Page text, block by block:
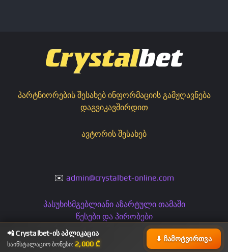
პარტნიორების შესახებ ინფორმაციის გამჟღავნება
დაგვიკავშირდით
ავტორის შესახებ
✉️ admin@crystalbet-online.com
პასუხისმგებლიანი აზარტული თამაში
წესები და პირობები
კონფიდენციალურობის პოლიტიკა
📲 Crystalbet-ის აპლიკაცია
საინსტალაციო ბონუსი: 2,000 ₾
⬇ ჩამოტვირთვა